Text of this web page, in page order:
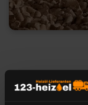
Heizöl-